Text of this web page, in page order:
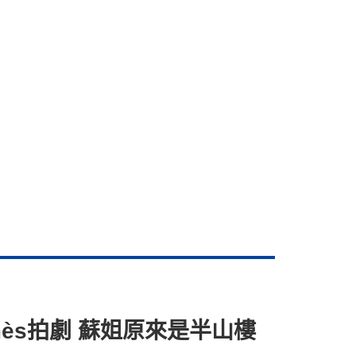
拍劇 蘇姐原來是半山樓